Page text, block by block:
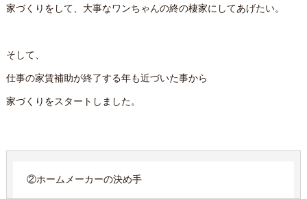
家づくりをして、大事なワンちゃんの終の棲家にしてあげたい。
そして、
仕事の家賃補助が終了する年も近づいた事から
家づくりをスタートしました。
②ホームメーカーの決め手